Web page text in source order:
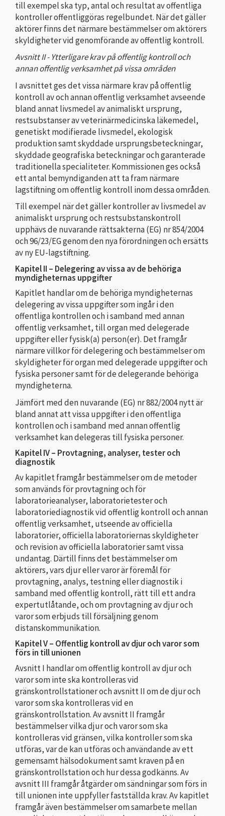
till exempel ska typ, antal och resultat av offentliga
kontroller offentliggöras regelbundet. När det gäller
aktörer finns det närmare bestämmelser om aktörers
skyldigheter vid genomförande av offentlig kontroll.
Avsnitt II - Ytterligare krav på offentlig kontroll och
annan offentlig verksamhet på vissa områden
I avsnittet ges det vissa närmare krav på offentlig
kontroll av och annan offentlig verksamhet avseende
bland annat livsmedel av animaliskt ursprung,
restsubstanser av veterinärmedicinska läkemedel,
genetiskt modifierade livsmedel, ekologisk
produktion samt skyddade ursprungsbeteckningar,
skyddade geografiska beteckningar och garanterade
traditionella specialiteter. Kommissionen ges också
ett antal bemyndiganden att ta fram närmare
lagstiftning om offentlig kontroll inom dessa områden.
Till exempel när det gäller kontroller av livsmedel av
animaliskt ursprung och restsubstanskontroll
upphävs de nuvarande rättsakterna (EG) nr 854/2004
och 96/23/EG genom den nya förordningen och ersätts
av ny EU-lagstiftning.
Kapitel II – Delegering av vissa av de behöriga
myndigheternas uppgifter
Kapitlet handlar om de behöriga myndigheternas
delegering av vissa uppgifter som ingår i den
offentliga kontrollen och i samband med annan
offentlig verksamhet, till organ med delegerade
uppgifter eller fysisk(a) person(er). Det framgår
närmare villkor för delegering och bestämmelser om
skyldigheter för organ med delegerade uppgifter och
fysiska personer samt för de delegerande behöriga
myndigheterna.
Jämfört med den nuvarande (EG) nr 882/2004 nytt är
bland annat att vissa uppgifter i den offentliga
kontrollen och i samband med annan offentlig
verksamhet kan delegeras till fysiska personer.
Kapitel IV – Provtagning, analyser, tester och
diagnostik
Av kapitlet framgår bestämmelser om de metoder
som används för provtagning och för
laboratorieanalyser, laboratorietester och
laboratoriediagnostik vid offentlig kontroll och annan
offentlig verksamhet, utseende av officiella
laboratorier, officiella laboratoriernas skyldigheter
och revision av officiella laboratorier samt vissa
undantag. Därtill finns det bestämmelser om
aktörers, vars djur eller varor är föremål för
provtagning, analys, testning eller diagnostik i
samband med offentlig kontroll, rätt till ett andra
expertutlåtande, och om provtagning av djur och
varor som erbjuds till försäljning genom
distanskommunikation.
Kapitel V – Offentlig kontroll av djur och varor som
förs in till unionen
Avsnitt I handlar om offentlig kontroll av djur och
varor som inte ska kontrolleras vid
gränskontrollstationer och avsnitt II om de djur och
varor som ska kontrolleras vid en
gränskontrollstation. Av avsnitt II framgår
bestämmelser vilka djur och varor som ska
kontrolleras vid gränsen, vilka kontroller som ska
utföras, var de kan utföras och användande av ett
gemensamt hälsodokument samt kraven på en
gränskontrollstation och hur dessa godkänns. Av
avsnitt III framgår åtgärder om sändningar som förs in
till unionen inte uppfyller fastställda krav. Av kapitlet
framgår även bestämmelser om samarbete mellan